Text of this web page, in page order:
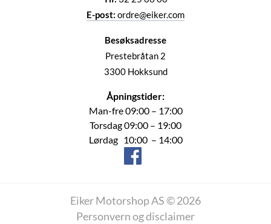
E-post: ordre@eiker.com
Besøksadresse
Prestebråtan 2
3300 Hokksund
Åpningstider:
Man-fre 09:00 – 17:00
Torsdag 09:00 – 19:00
Lørdag 10:00 – 14:00
Eiker Motorshop AS © 2026
Personvern og disclaimer